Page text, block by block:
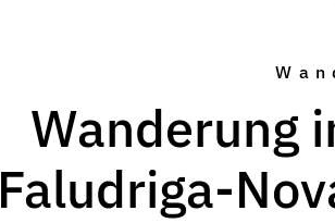
Wanderung
Faludriga-